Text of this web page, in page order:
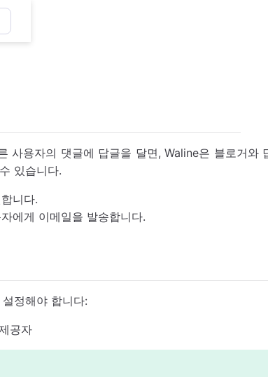
사용자의 댓글에 답글을 달면, Waline은 블로거와
있습니다.
니다.
에게 이메일을 발송합니다.
정해야 합니다:
공자